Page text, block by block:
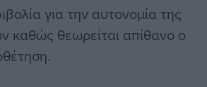
για την αυτονομία της
καθώς θεωρείται απίθανο ο